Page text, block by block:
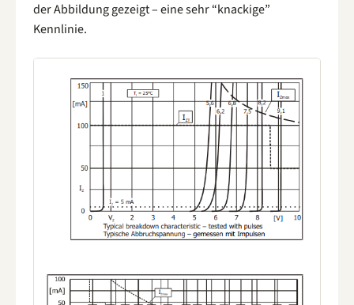
der Abbildung gezeigt – eine sehr “knackige”
Kennlinie.